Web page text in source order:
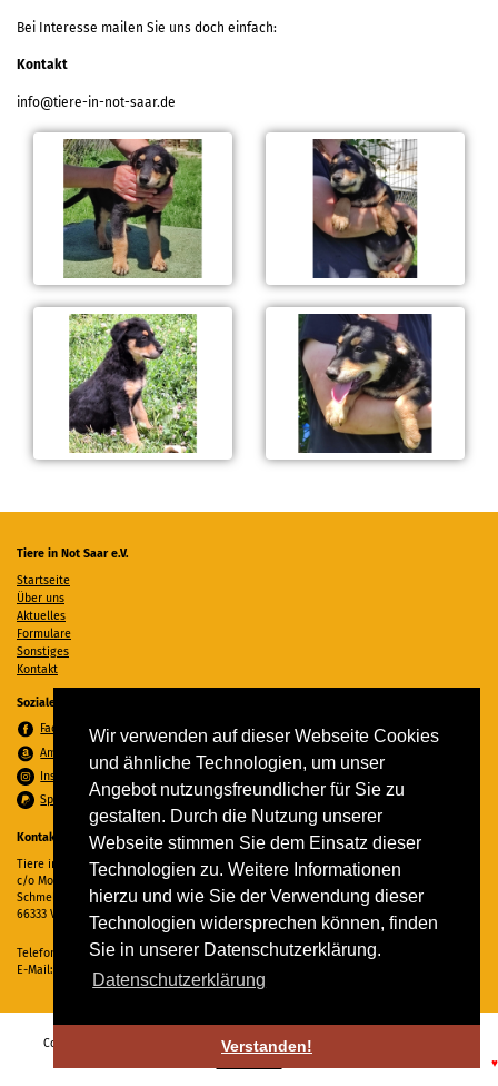
Wir verwenden auf dieser Webseite Cookies
und ähnliche Technologien, um unser
Angebot nutzungsfreundlicher für Sie zu
gestalten. Durch die Nutzung unserer
Webseite stimmen Sie dem Einsatz dieser
Technologien zu. Weitere Informationen
hierzu und wie Sie der Verwendung dieser
Technologien widersprechen können, finden
Sie in unserer Datenschutzerklärung.
Datenschutzerklärung
Verstanden!
Bei Interesse mailen Sie uns doch einfach:
Kontakt
info@tiere-in-not-saar.de
Tiere in Not Saar e.V.
Startseite
Über uns
Aktuelles
Formulare
Sonstiges
Kontakt
Soziale Medien
Facebook
Amazon Wunschzettel
Instagram
Spenden per PayPal
Kontakt
Tiere in Not Saar e.V.
c/o Monika Ewen
Schmelzer Straße 22
66333 Völklingen
Telefon:
06898 294862
E-Mail:
info@tiere-in-not-saar.de
Copyright © 2026 Tiere in Not Saar e.V. Alle Rechte vorbehalten. -
♥